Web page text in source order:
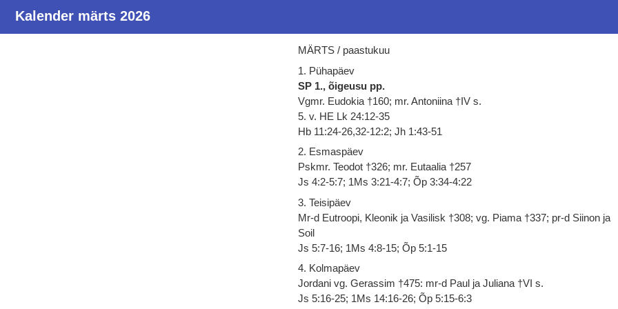
Kalender märts 2026
MÄRTS / paastukuu
1. Pühapäev
SP 1., õigeusu pp.
Vgmr. Eudokia †160; mr. Antoniina †IV s.
5. v. HE Lk 24:12-35
Hb 11:24-26,32-12:2; Jh 1:43-51
2. Esmaspäev
Pskmr. Teodot †326; mr. Eutaalia †257
Js 4:2-5:7; 1Ms 3:21-4:7; Õp 3:34-4:22
3. Teisipäev
Mr-d Eutroopi, Kleonik ja Vasilisk †308; vg. Piama †337; pr-d Siinon ja
Soil
Js 5:7-16; 1Ms 4:8-15; Õp 5:1-15
4. Kolmapäev
Jordani vg. Gerassim †475: mr-d Paul ja Juliana †VI s.
Js 5:16-25; 1Ms 14:16-26; Õp 5:15-6:3